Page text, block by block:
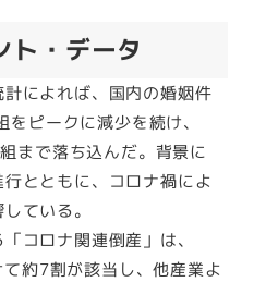
ト・データ
によれば、国内の婚姻件
ピークに減少を続け、
まで落ち込んだ。背景に
とともに、コロナ禍によ
ている。
コロナ関連倒産」は、
約7割が該当し、他産業よ